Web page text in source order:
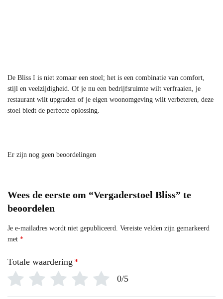
De Bliss I is niet zomaar een stoel; het is een combinatie van comfort,
stijl en veelzijdigheid. Of je nu een bedrijfsruimte wilt verfraaien, je
restaurant wilt upgraden of je eigen woonomgeving wilt verbeteren, deze
stoel biedt de perfecte oplossing.
Er zijn nog geen beoordelingen
Wees de eerste om “Vergaderstoel Bliss” te
beoordelen
Je e-mailadres wordt niet gepubliceerd. Vereiste velden zijn gemarkeerd
met *
Totale waardering *
0/5